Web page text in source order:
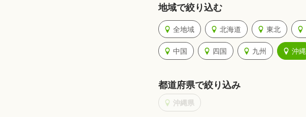
地域で絞り込む
全地域 北海道 東北
中国 四国 九州 沖縄
都道府県で絞り込み
沖縄県